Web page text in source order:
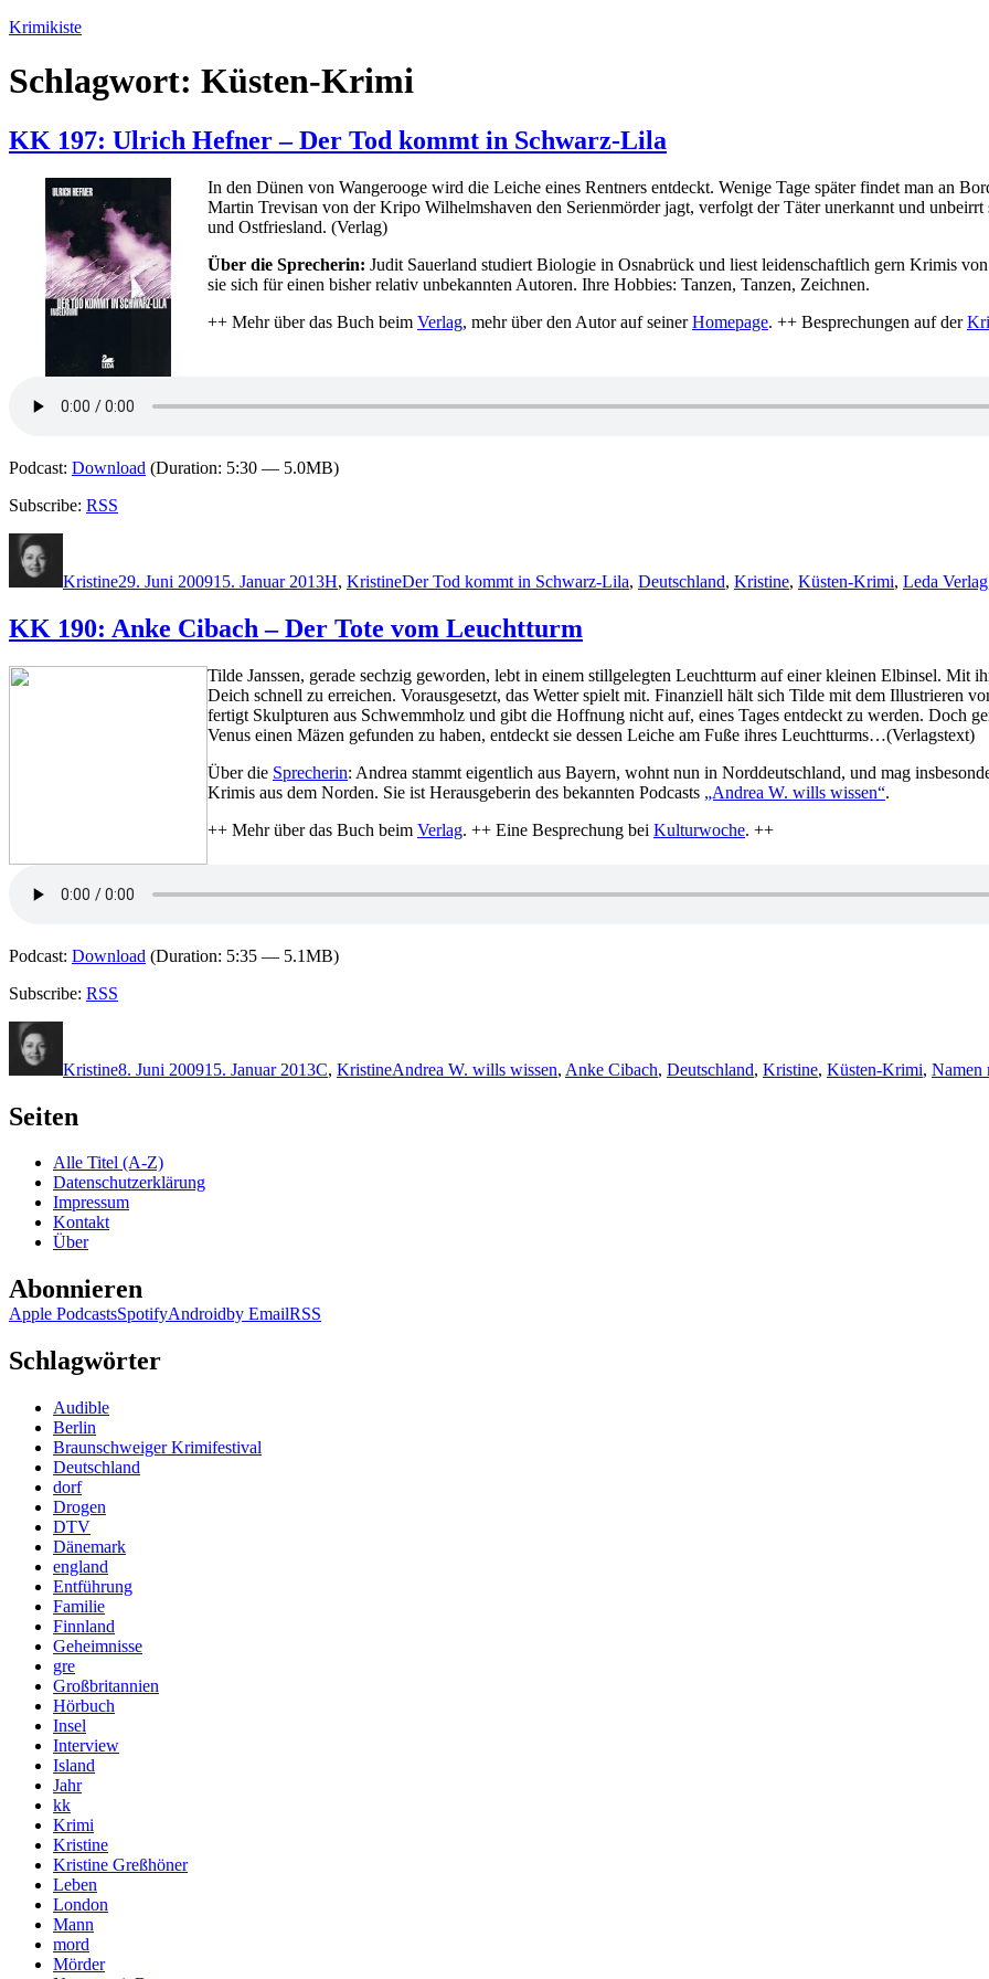
Zum
springen
Krimikiste
Schlagwort: Küsten-Krimi
KK 197: Ulrich Hefner – Der Tod kommt in Schwarz-Lila
In den Dünen von Wangerooge wird die Leiche eines Rentners entdeckt. Wenige Tage später findet man an
Martin Trevisan von der Kripo Wilhelmshaven den Serienmörder jagt, verfolgt der Täter unerkannt und
und Ostfriesland. (Verlag)
Über die Sprecherin: Judit Sauerland studiert Biologie in Osnabrück und liest leidenschaftlich gern Krimis
sie sich für einen bisher relativ unbekannten Autoren. Ihre Hobbies: Tanzen, Tanzen, Zeichnen.
++ Mehr über das Buch beim Verlag, mehr über den Autor auf seinerHomepage. ++ Besprechungen auf der
Podcast: Download (Duration: 5:30 — 5.0MB)
Subscribe: RSS
Kristine29. Juni 200915. Januar 2013H, KristineDer Tod kommt in Schwarz-Lila, Deutschland, Kristine, Küsten-Krimi, Leda Verlag
KK 190: Anke Cibach – Der Tote vom Leuchtturm
Tilde Janssen, gerade sechzig geworden, lebt in einem stillgelegten Leuchtturm auf einer kleinen Elbinsel. Mit
Deich schnell zu erreichen. Vorausgesetzt, das Wetter spielt mit. Finanziell hält sich Tilde mit dem Illustrieren
fertigt Skulpturen aus Schwemmholz und gibt die Hoffnung nicht auf, eines Tages entdeckt zu werden. Doch
Venus einen Mäzen gefunden zu haben, entdeckt sie dessen Leiche am Fuße ihres Leuchtturms…(Verlagstext)
Über die Sprecherin: Andrea stammt eigentlich aus Bayern, wohnt nun in Norddeutschland, und mag
Krimis aus dem Norden. Sie ist Herausgeberin des bekannten Podcasts „Andrea W. wills wissen“.
++ Mehr über das Buch beim Verlag. ++ Eine Besprechung bei Kulturwoche. ++
Podcast: Download (Duration: 5:35 — 5.1MB)
Subscribe: RSS
Kristine8. Juni 200915. Januar 2013C, KristineAndrea W. wills wissen, Anke Cibach, Deutschland, Kristine, Küsten-Krimi, Namen
Seiten
Alle Titel (A-Z)
Datenschutzerklärung
Impressum
Kontakt
Über
Abonnieren
Apple PodcastsSpotifyAndroidby EmailRSS
Schlagwörter
Audible
Berlin
Braunschweiger Krimifestival
Deutschland
dorf
Drogen
DTV
Dänemark
england
Entführung
Familie
Finnland
Geheimnisse
gre
Großbritannien
Hörbuch
Insel
Interview
Island
Jahr
kk
Krimi
Kristine
Kristine Greßhöner
Leben
London
Mann
mord
Mörder